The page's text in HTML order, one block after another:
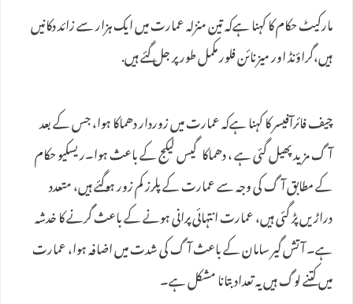
مارکیٹ حکام کا کہنا ہےکہ تین منزلہ عمارت میں ایک ہزار سے زائد دکانیں
ہیں،گراؤنڈ اور میزنائن فلور مکمل طور پر جل گئے ہیں.
چیف فائرآفیسر کا کہنا ہےکہ عمارت میں زوردار دھماکا ہوا، جس کے بعد
آگ مزید پھیل گئی ہے ، دھماکاگیس لیکج کے باعث ہوا۔ریسکیو حکام
کے مطابق آگ کی وجہ سے عمارت کے پلرز کم زور ہوگئے ہیں، متعدد
دراڑیں پڑ گئی ہیں، عمارت انتہائی پرانی ہونے کے باعث گرنے کا خدشہ
ہے۔ آتش گیر سامان کے باعث آگ کی شدت میں اضافہ ہوا، عمارت
میں کتنے لوگ ہیں یہ تعداد بتانا مشکل ہے۔